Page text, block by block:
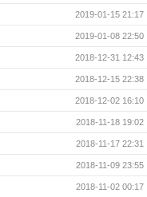
2019-01-15 21:17
2019-01-08 22:50
2018-12-31 12:43
2018-12-15 22:38
2018-12-02 16:10
2018-11-18 19:02
2018-11-17 22:31
2018-11-09 23:55
2018-11-02 00:17